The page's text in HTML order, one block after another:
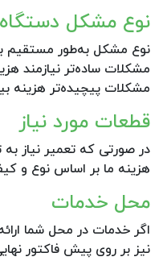
نوع مشکل دستگاه
نوع مشکل به‌طور مستقیم
مشکلات ساده‌تر نیازمند
مشکلات پیچیده‌تر هزینه
قطعات مورد نیاز
در صورتی که تعمیر نیاز
هزینه ما بر اساس نوع و
محل خدمات
اگر خدمات در محل شما
نیز بر روی پیش فاکتور